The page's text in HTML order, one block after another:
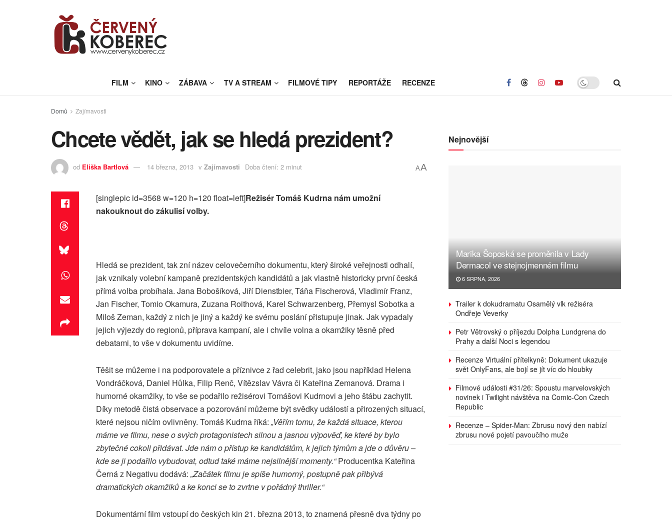
FILM KINO ZÁBAVA TV A STREAM FILMOVÉ TIPY REPORTÁŽE RECENZE
Domů Zajímavosti
Chcete vědět, jak se hledá prezident?
od Eliška Bartlová 14 března, 2013 v Zajímavosti Doba čtení: 2 minut AA
[singlepic id=3568 w=120 h=120 float=left]Režisér Tomáš Kudrna nám umožní
nakouknout do zákulisí volby.
Hledá se prezident, tak zní název celovečerního dokumentu, který široké veřejnosti odhalí,
jak vznikaly volební kampaně prezidentských kandidátů a jak vlastně historicky první česká
přímá volba probíhala. Jana Bobošíková, Jiří Dienstbier, Táňa Fischerová, Vladimír Franz,
Jan Fischer, Tomio Okamura, Zuzana Roithová, Karel Schwarzenberg, Přemysl Sobotka a
Miloš Zeman, každý z nich je jiný a každý ke svému poslání přistupuje jinak. Jak vypadaly
jejich výjezdy do regionů, příprava kampaní, ale i chvíle volna a okamžiky těsně před
debatami, to vše v dokumentu uvidíme.
Těšit se můžeme i na podporovatele a příznivce z řad celebrit, jako jsou například Helena
Vondráčková, Daniel Hůlka, Filip Renč, Vítězslav Vávra či Kateřina Zemanová. Drama i
humorné okamžiky, to vše se podařilo režisérovi Tomášovi Kudrnovi a jeho štábu zachytit.
Díky metodě čistá observace a pozorování můžeme být svědky událostí a přirozených situací,
které nejsou ničím ovlivněny. Tomáš Kudrna říká: „Věřím tomu, že každá situace, kterou
máme ve filmu, nese o svých protagonistech silnou a jasnou výpověď, ke které by bylo
zbytečné cokoli přidávat. Jde nám o přístup ke kandidátům, k jejich týmům a jde o důvěru –
kde se ji podařilo vybudovat, odtud také máme nejsilnější momenty.“Producentka Kateřina
Černá z Negativu dodává: „Začátek filmu je spíše humorný, postupně pak přibývá
dramatických okamžiků a ke konci se to zvrtne v pořádný thriller.“
Dokumentární film vstoupí do českých kin 21. března 2013, to znamená přesně dva týdny po
Nejnovější
Marika Šoposká se proměnila v Lady
Dermacol ve stejnojmenném filmu
6 SRPNA, 2026
Trailer k dokudramatu Osamělý vlk režiséra
Ondřeje Veverky
Petr Větrovský o příjezdu Dolpha Lundgrena do
Prahy a další Noci s legendou
Recenze Virtuální přítelkyně: Dokument ukazuje
svět OnlyFans, ale bojí se jít víc do hloubky
Filmové události #31/26: Spoustu marvelovských
novinek i Twilight návštěva na Comic-Con Czech
Republic
Recenze – Spider-Man: Zbrusu nový den nabízí
zbrusu nové pojetí pavoučího muže